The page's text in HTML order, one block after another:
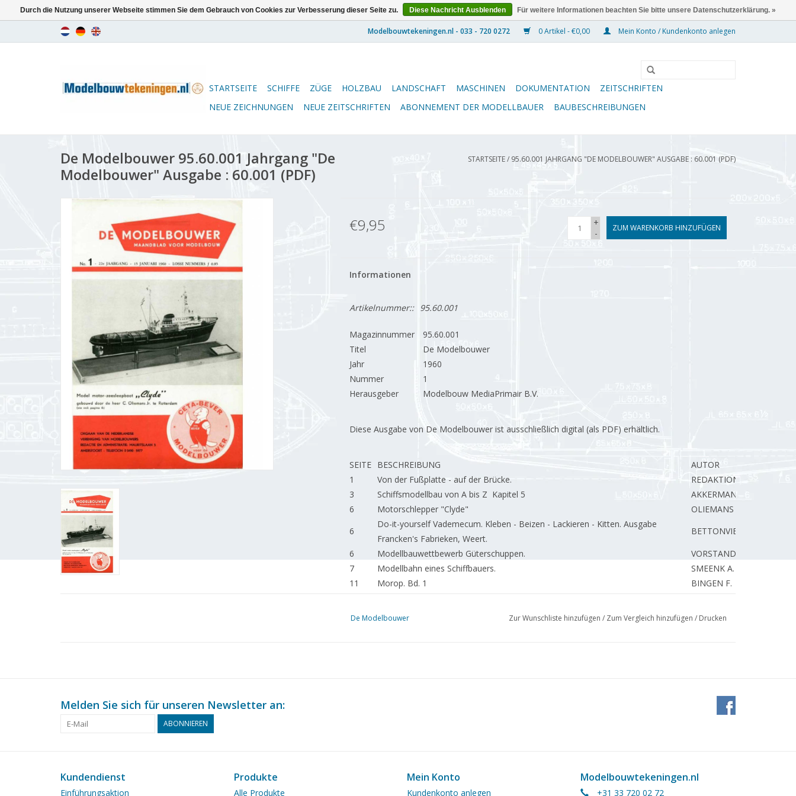
0 Artikel - €0,00 Mein Konto / Kundenkonto anlegen
STARTSEITE SCHIFFE ZÜGE HOLZBAU LANDSCHAFT MASCHINEN DOKUMENTATION
ZEITSCHRIFTEN
NEUE ZEICHNUNGEN
NEUE ZEITSCHRIFTEN ABONNEMENT DER MODELLBAUER BAUBESCHREIBUNGEN
De Modelbouwer 95.60.001 Jahrgang "De
Modelbouwer" Ausgabe : 60.001 (PDF)
STARTSEITE/ 95.60.001 JAHRGANG "DE MODELBOUWER" AUSGABE : 60.001 (PDF)
€9,95
+
-
ZUM WARENKORB HINZUFÜGEN
Informationen
Artikelnummer:: 95.60.001
Magazinnummer
95.60.001
Titel
De Modelbouwer
Jahr
1960
Nummer
1
Herausgeber
Modelbouw MediaPrimair B.V.
Diese Ausgabe von De Modelbouwer ist ausschließlich digital (als PDF) erhältlich.
SEITE BESCHREIBUNG
AUTOR
1
Von der Fußplatte - auf der Brücke.
REDAKTION.
3
Schiffsmodellbau von A bis Z Kapitel 5
AKKERMAN P.
6
Motorschlepper "Clyde"
OLIEMANS C.
6
Do-it-yourself Vademecum. Kleben - Beizen - Lackieren - Kitten. Ausgabe
Francken's Fabrieken, Weert.
BETTONVIEL H.
6
Modellbauwettbewerb Güterschuppen.
VORSTAND
7
Modellbahn eines Schiffbauers.
SMEENK A.
11
Morop. Bd. 1
BINGEN F.
15
Die N.V.B.S. und wir.
VORSTAND
REDAKTION.
UNBEKANNT
De Modelbouwer Zur Wunschliste hinzufügen / Zum Vergleich hinzufügen / Drucken
Melden Sie sich für unseren Newsletter an:
ABONNIEREN
Kundendienst
Einführungsaktion
Produkte
Alle Produkte
Mein Konto
Kundenkonto anlegen
Modelbouwtekeningen.nl
+31 33 720 02 72
Durch die Nutzung unserer Webseite stimmen Sie dem Gebrauch von Cookies zur Verbesserung dieser Seite zu. Diese Nachricht Ausblenden Für weitere Informationen beachten Sie bitte unsere Datenschutzerklärung. »